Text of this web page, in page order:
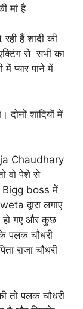
मां है
हैं शादी की
से सभी का
प्यार पाने में
दोनों शादियों में
Chaudhary
वो पेशे से
Bigg boss में
द्वारा लगाए
हो गए और कुछ
पलक चौधरी
राजा चौधरी
तो पलक चौधरी